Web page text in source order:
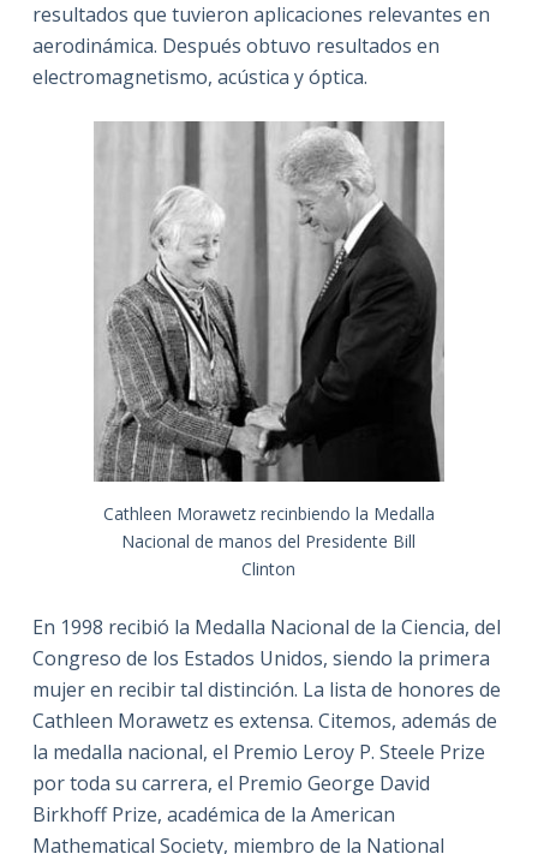
resultados que tuvieron aplicaciones relevantes en
aerodinámica. Después obtuvo resultados en
electromagnetismo, acústica y óptica.
Cathleen Morawetz recinbiendo la Medalla
Nacional de manos del Presidente Bill
Clinton
En 1998 recibió la Medalla Nacional de la Ciencia, del
Congreso de los Estados Unidos, siendo la primera
mujer en recibir tal distinción. La lista de honores de
Cathleen Morawetz es extensa. Citemos, además de
la medalla nacional, el Premio Leroy P. Steele Prize
por toda su carrera, el Premio George David
Birkhoff Prize, académica de la American
Mathematical Society, miembro de la National